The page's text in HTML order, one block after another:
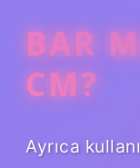
BAR
CM?
Ayrıca